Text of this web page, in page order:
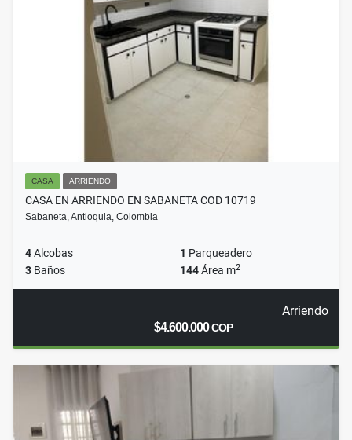
CASA ARRIENDO
CASA EN ARRIENDO EN SABANETA COD 10719
Sabaneta, Antioquia, Colombia
4Alcobas 1 Parqueadero
3 Baños 144Área m2
Arriendo
$4.600.000COP